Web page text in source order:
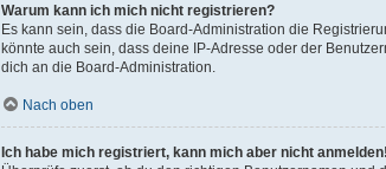
Warum kann ich mich nicht registrieren?
Es kann sein, dass die Board-Administration die
könnte auch sein, dass deine IP-Adresse oder der
dich an die Board-Administration.
Nach oben
Ich habe mich registriert, kann mich aber nicht anmelden!